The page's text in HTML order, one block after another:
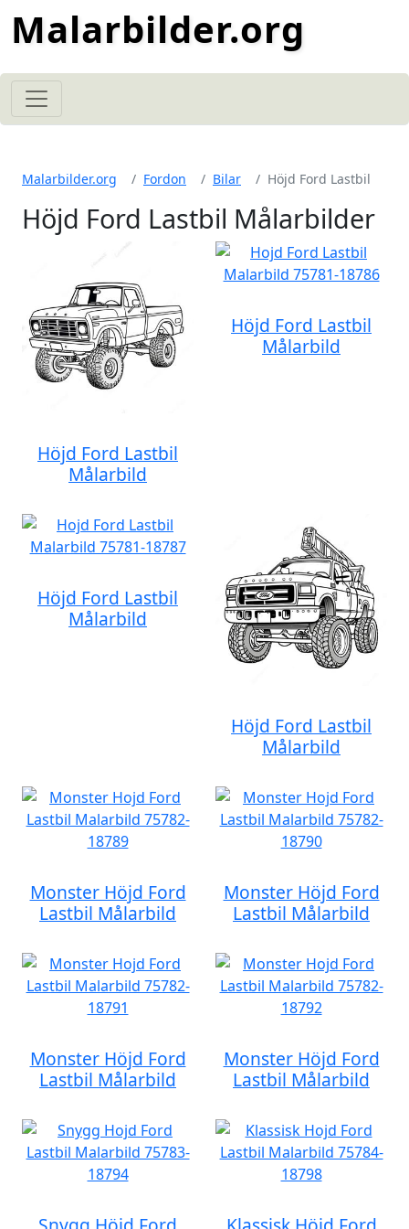
Malarbilder.org
Malarbilder.org Fordon Bilar Höjd Ford Lastbil
Höjd Ford Lastbil Målarbilder
Höjd Ford Lastbil
Målarbild
Höjd Ford Lastbil
Målarbild
Höjd Ford Lastbil
Målarbild
Höjd Ford Lastbil
Målarbild
Monster Höjd Ford
Lastbil Målarbild
Monster Höjd Ford
Lastbil Målarbild
Monster Höjd Ford
Lastbil Målarbild
Monster Höjd Ford
Lastbil Målarbild